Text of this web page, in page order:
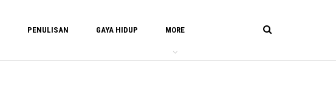
PENULISAN GAYA HIDUP MORE